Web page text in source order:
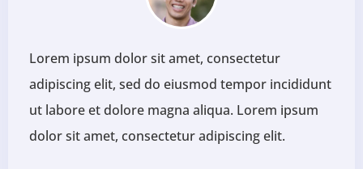
Lorem ipsum dolor sit amet, consectetur
adipiscing elit, sed do eiusmod tempor incididunt
ut labore et dolore magna aliqua. Lorem ipsum
dolor sit amet, consectetur adipiscing elit.